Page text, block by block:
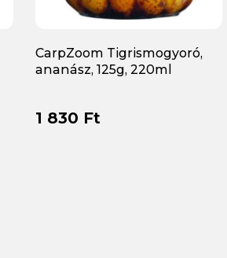
CarpZoom Tigrismogyoró,
ananász, 125g, 220ml
1 830 Ft